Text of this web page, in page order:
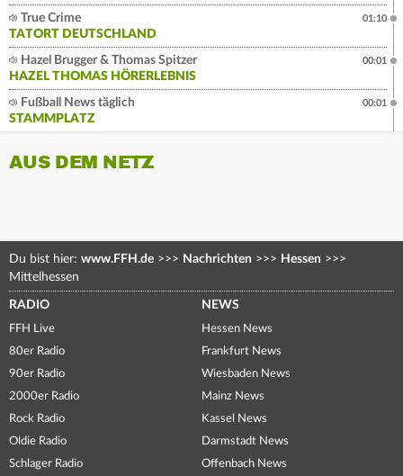
True Crime
TATORT DEUTSCHLAND
01:10
Hazel Brugger & Thomas Spitzer
HAZEL THOMAS HÖRERLEBNIS
00:01
Fußball News täglich
STAMMPLATZ
00:01
AUS DEM NETZ
Du bist hier: www.FFH.de >>> Nachrichten >>> Hessen >>>
Mittelhessen
RADIO
FFH Live
80er Radio
90er Radio
2000er Radio
Rock Radio
Oldie Radio
Schlager Radio
NEWS
Hessen News
Frankfurt News
Wiesbaden News
Mainz News
Kassel News
Darmstadt News
Offenbach News